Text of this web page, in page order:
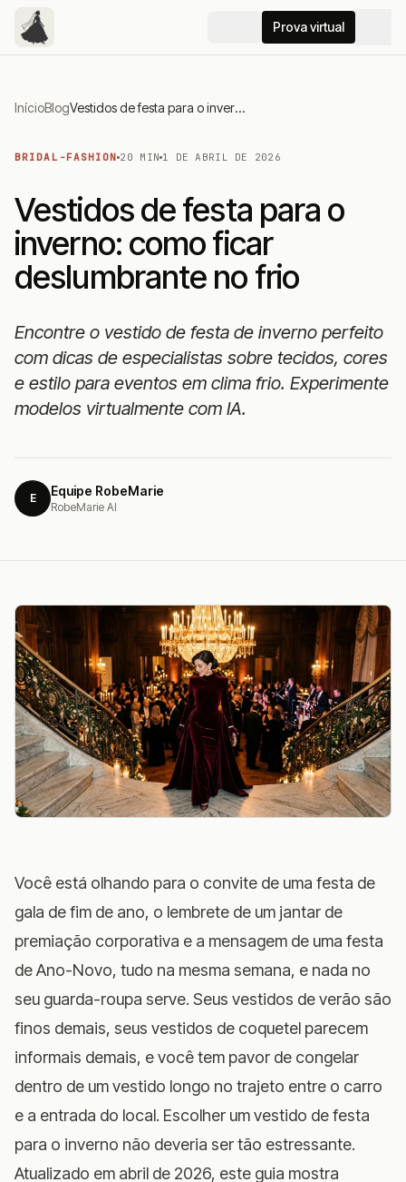
Prova virtual
InícioBlog Vestidos de festa para o inverno: como ficar deslumbrante no frio
BRIDAL-FASHION 20 MIN 1 DE ABRIL DE 2026
Vestidos de festa para o
inverno: como ficar
deslumbrante no frio
Encontre o vestido de festa de inverno perfeito
com dicas de especialistas sobre tecidos, cores
e estilo para eventos em clima frio. Experimente
modelos virtualmente com IA.
E Equipe RobeMarie
RobeMarie AI
Você está olhando para o convite de uma festa de
gala de fim de ano, o lembrete de um jantar de
premiação corporativa e a mensagem de uma festa
de Ano-Novo, tudo na mesma semana, e nada no
seu guarda-roupa serve. Seus vestidos de verão são
finos demais, seus vestidos de coquetel parecem
informais demais, e você tem pavor de congelar
dentro de um vestido longo no trajeto entre o carro
e a entrada do local. Escolher um vestido de festa
para o inverno não deveria ser tão estressante.
Atualizado em abril de 2026, este guia mostra